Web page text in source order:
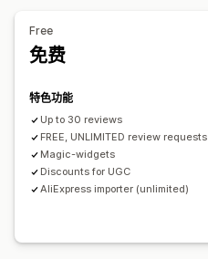
Free
免费
特色功能
Up to 30 reviews
FREE, UNLIMITED review requests
Magic-widgets
Discounts for UGC
AliExpress importer (unlimited)